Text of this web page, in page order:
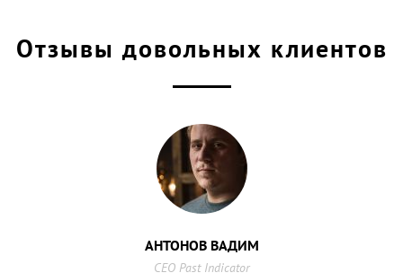
Отзывы довольных клиентов
АНТОНОВ ВАДИМ
CEO Past Indicator